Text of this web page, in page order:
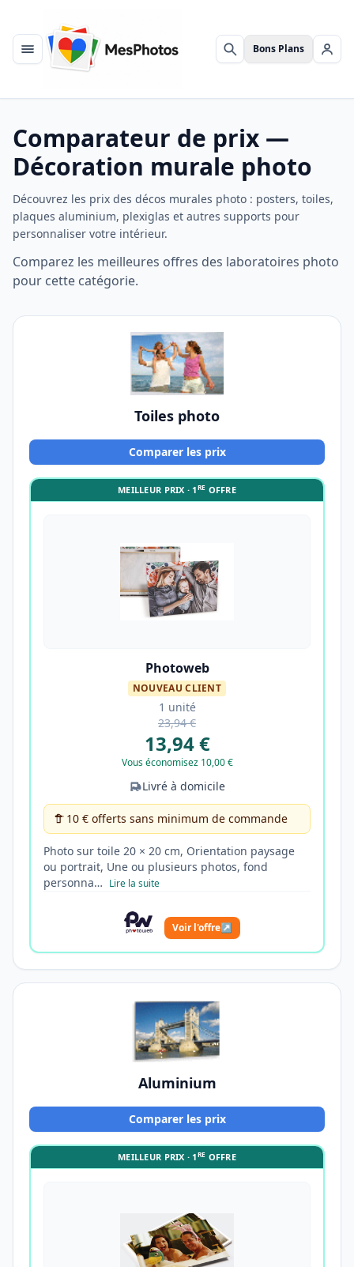
Menu Rechercher
Bons Plans Se
Comparateur de prix —
Décoration murale photo
Découvrez les prix des décos murales photo : posters, toiles,
plaques aluminium, plexiglas et autres supports pour
personnaliser votre intérieur.
Comparez les meilleures offres des laboratoires photo
pour cette catégorie.
Toiles photo
Comparer les prix
MEILLEUR PRIX · 1RE OFFRE
Photoweb
NOUVEAU CLIENT
1 unité
23,94 €
13,94 €
Vous économisez 10,00 €
Livré à domicile
10 € offerts sans minimum de commande
Photo sur toile 20 × 20 cm, Orientation paysage
ou portrait, Une ou plusieurs photos, fond
personna… Lire la suite
Voir l'offre↗
Aluminium
Comparer les prix
MEILLEUR PRIX · 1RE OFFRE